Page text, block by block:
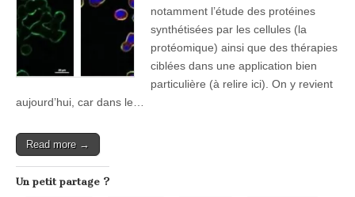
notamment l’étude des protéines
synthétisées par les cellules (la
protéomique) ainsi que des thérapies
ciblées dans une application bien
particulière (à relire ici). On y revient
aujourd’hui, car dans le…
Read more →
Un petit partage ?